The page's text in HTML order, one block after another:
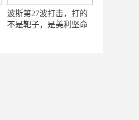
波斯第27波打击，打的
不是靶子，是美利坚命